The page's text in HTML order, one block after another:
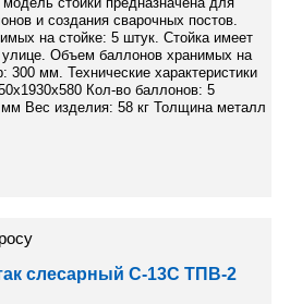
и создания сварочных постов.
на стойке: 5 штук. Стойка имеет
Объем баллонов хранимых на
300 мм. Технические характеристики
Кол-во баллонов: 5
Вес изделия: 58 кг Толщина металл
слесарный С-13С ТПВ-2